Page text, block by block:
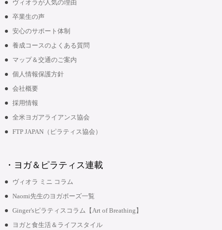
ヴィオラが人気の理由
卒業生の声
安心のサポート体制
養成コースのよくある質問
マップ＆交通のご案内
個人情報保護方針
会社概要
採用情報
全米ヨガアライアンス協会
FTP JAPAN（ピラティス協会）
・ヨガ＆ピラティス連載
ヴィオラ ミニ コラム
Naomi先生のヨガポーズ一覧
Ginger'sピラティスコラム【Art of Breathing】
ヨガと食生活＆ライフスタイル